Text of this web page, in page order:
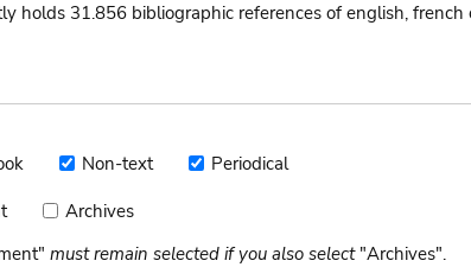
holds 31.856 bibliographic references of english, french
Non-
text
Non-text Periodical
Periodical
Archives
Archives
must remain selected if you also select"Archives".